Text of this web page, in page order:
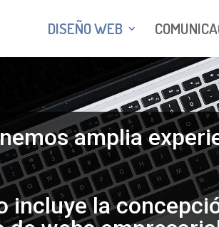
DISEÑO WEB
amplia
incluye la